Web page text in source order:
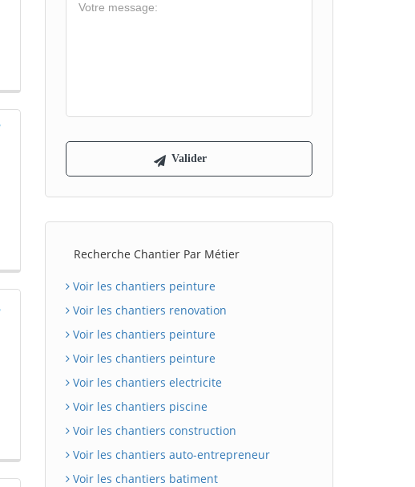
Recherche Chantier Par Métier
Voir les chantiers peinture
Voir les chantiers renovation
Voir les chantiers peinture
Voir les chantiers peinture
Voir les chantiers electricite
Voir les chantiers piscine
Voir les chantiers construction
Voir les chantiers auto-entrepreneur
Voir les chantiers batiment